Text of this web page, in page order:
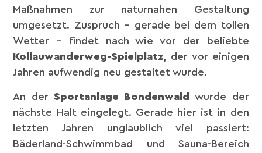
Maßnahmen zur naturnahen Gestaltung
umgesetzt. Zuspruch – gerade bei dem tollen
Wetter – findet nach wie vor der beliebte
Kollauwanderweg-Spielplatz, der vor einigen
Jahren aufwendig neu gestaltet wurde.
An der Sportanlage Bondenwaldwurde der
nächste Halt eingelegt. Gerade hier ist in den
letzten Jahren unglaublich viel passiert:
Bäderland-Schwimmbad und Sauna-Bereich